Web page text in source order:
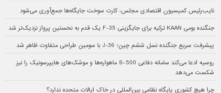
نایب‌رئیس کمیسیون اقتصادی مجلس: کارت سوخت جایگاه‌ها جمع‌آوری می‌شود
جنگنده بومی KAAN ترکیه برای جایگزینی F-35 یک قدم به نخستین پرواز نزدیک‌تر شد
پیشرفت سریع جنگنده نسل ششم چین؛ J-36 با سومین طراحی متفاوت ظاهر شد
روسیه ادعا می‌کند سامانه دفاعی S-500 ماهواره‌ها و موشک‌های هایپرسونیک را نیز
شکست می‌دهد
چرا هیچ کشوری پایگاه نظامی بین‌المللی در خاک ایالات متحده ندارد؟